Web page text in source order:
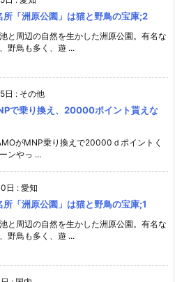
所「洲原公園」は猫と野鳥の宝庫;2
と周辺の自然を生かした洲原公園。有名な
野鳥も多く、遊 ...
日 : その他
で乗り換え、20000ポイント貰えな
がMNP乗り換えで20000ｄポイントく
ンやっ ...
日 : 愛知
所「洲原公園」は猫と野鳥の宝庫;1
と周辺の自然を生かした洲原公園。有名な
野鳥も多く、遊 ...